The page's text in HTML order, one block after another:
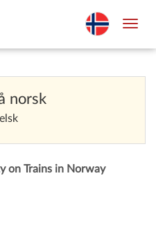
norsk
on Trains in Norway